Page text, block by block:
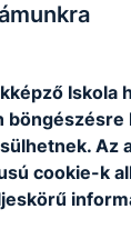
Iskola
Az
cookie-k